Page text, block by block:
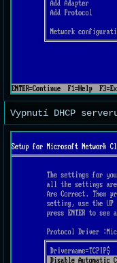
Vypnutí DHCP